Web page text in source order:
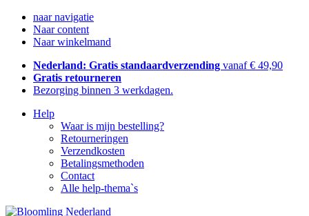
naar navigatie
Naar content
Naar winkelmand
Nederland: Gratis standaardverzending vanaf € 49,90
Gratis retourneren
Bezorging binnen 3 werkdagen.
Help
Waar is mijn bestelling?
Retourneringen
Verzendkosten
Betalingsmethoden
Contact
Alle help-thema`s